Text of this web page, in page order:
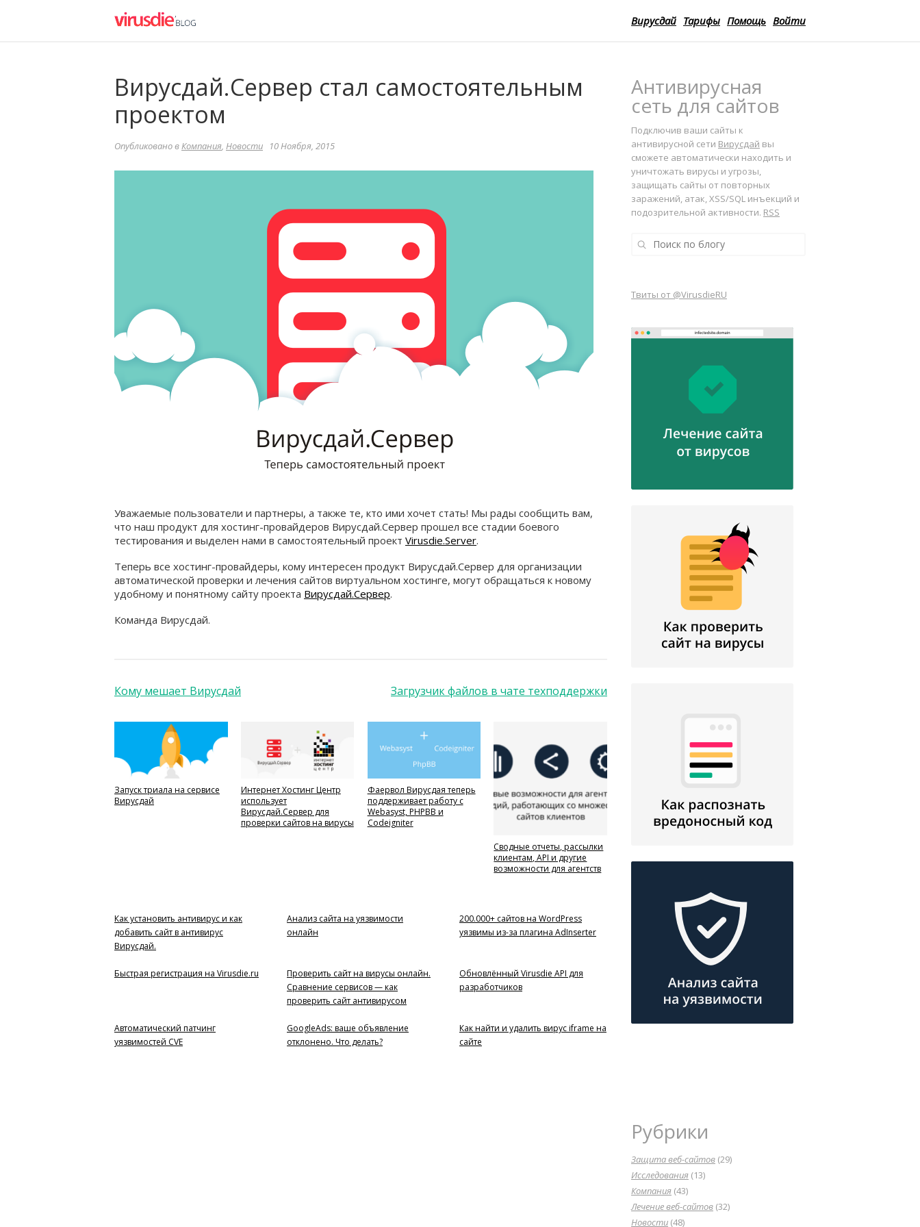
Вирусдай Тарифы Помощь Войти
Вирусдай.Сервер стал самостоятельным
проектом
Опубликовано вКомпания, Новости 10 Ноября, 2015
Уважаемые пользователи и партнеры, а также те, кто ими хочет стать! Мы рады сообщить вам,
что наш продукт для хостинг-провайдеров Вирусдай.Сервер прошел все стадии боевого
тестирования и выделен нами в самостоятельный проект Virusdie.Server.
Теперь все хостинг-провайдеры, кому интересен продукт Вирусдай.Сервер для организации
автоматической проверки и лечения сайтов виртуальном хостинге, могут обращаться к новому
удобному и понятному сайту проекта Вирусдай.Сервер.
Команда Вирусдай.
Кому мешает Вирусдай Загрузчик файлов в чате техподдержки
Запуск триала на сервисе
Вирусдай
Интернет Хостинг Центр
использует
Вирусдай.Сервер для
проверки сайтов на вирусы
Фаервол Вирусдая теперь
поддерживает работу с
Webasyst, PHPBB и
Codeigniter
Сводные отчеты, рассылки
клиентам, API и другие
возможности для агентств
Как установить антивирус и как
добавить сайт в антивирус
Вирусдай.
Анализ сайта на уязвимости
онлайн
200.000+ сайтов на WordPress
уязвимы из-за плагина AdInserter
Быстрая регистрация на Virusdie.ru
Проверить сайт на вирусы онлайн.
Сравнение сервисов — как
проверить сайт антивирусом
Обновлённый Virusdie API для
разработчиков
Автоматический патчинг
уязвимостей CVE
GoogleAds: ваше объявление
отклонено. Что делать?
Как найти и удалить вирус iframe на
сайте
Антивирусная
сеть для сайтов
Подключив ваши сайты к
антивирусной сети Вирусдай вы
сможете автоматически находить и
уничтожать вирусы и угрозы,
защищать сайты от повторных
заражений, атак, XSS/SQL инъекций и
подозрительной активности. RSS
Твиты от @VirusdieRU
Рубрики
Защита веб-сайтов (29)
Исследования (13)
Компания (43)
Лечение веб-сайтов (32)
Новости (48)